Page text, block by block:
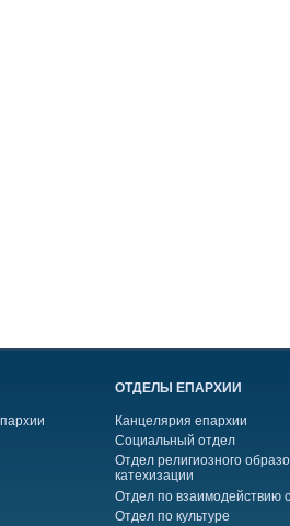
ОТДЕЛЫ ЕПАРХИИ
Канцелярия епархии
Социальный отдел
Отдел религиозного
катехизации
Отдел по взаимодействию
Отдел по культуре